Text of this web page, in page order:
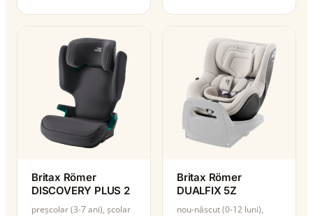
Britax Römer
DISCOVERY PLUS 2
preșcolar (3-7 ani), școlar
Britax Römer
DUALFIX 5Z
nou-născut (0-12 luni),